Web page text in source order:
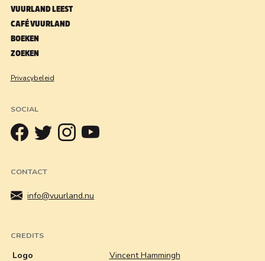
VUURLAND LEEST
CAFÉ VUURLAND
BOEKEN
ZOEKEN
Privacybeleid
SOCIAL
CONTACT
info@vuurland.nu
CREDITS
Logo Vincent Hammingh